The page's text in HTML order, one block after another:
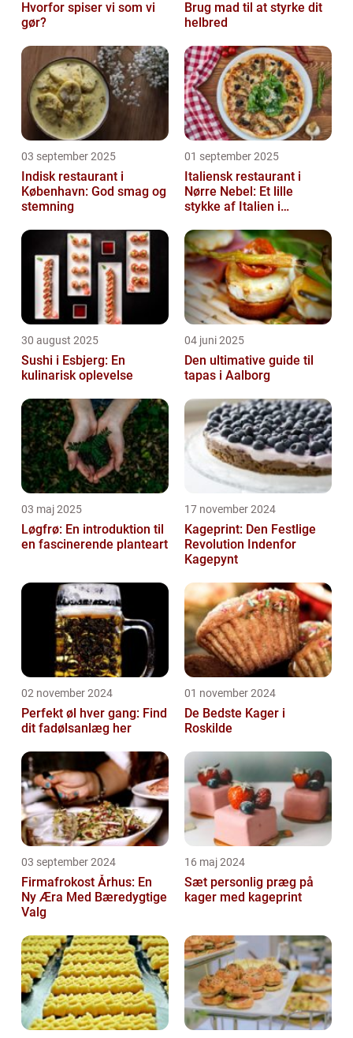
Hvorfor spiser vi som vi
gør?
Brug mad til at styrke dit
helbred
03 september 2025
Indisk restaurant i
København: God smag og
stemning
01 september 2025
Italiensk restaurant i
Nørre Nebel: Et lille
stykke af Italien i
30 august 2025
Sushi i Esbjerg: En
kulinarisk oplevelse
04 juni 2025
Den ultimative guide til
tapas i Aalborg
03 maj 2025
Løgfrø: En introduktion til
en fascinerende planteart
17 november 2024
Kageprint: Den Festlige
Revolution Indenfor
Kagepynt
02 november 2024
Perfekt øl hver gang: Find
dit fadølsanlæg her
01 november 2024
De Bedste Kager i
Roskilde
03 september 2024
Firmafrokost Århus: En
Ny Æra Med Bæredygtige
Valg
16 maj 2024
Sæt personlig præg på
kager med kageprint